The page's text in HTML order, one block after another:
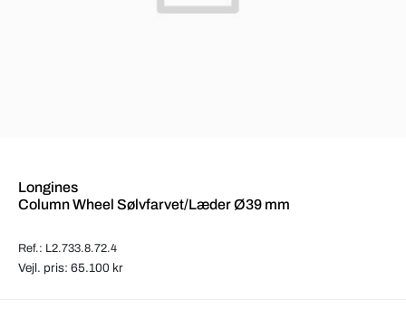
Longines
Column Wheel Sølvfarvet/Læder Ø39 mm
Ref.: L2.733.8.72.4
Vejl. pris: 65.100 kr